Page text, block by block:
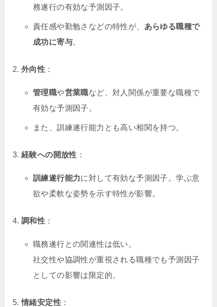
務遂行の有効な予測因子。
責任感や勤勉さなどの特性が、 あらゆる職種で
成功に寄与。
外向性 ：
管理職や営業職など、対人関係が重要な職種で
有効な予測因子。
また、訓練遂行能力とも高い相関を持つ。
経験への開放性 ：
訓練遂行能力に対して有効な予測因子。学ぶ意
欲や柔軟な姿勢を示す特性が影響。
調和性 ：
職務遂行との関連性は低い。
社交性や協調性が重視される職種でも予測因子
としての影響は限定的。
情緒安定性 ：